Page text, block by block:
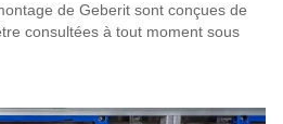
de Geberit sont conçues de
consultées à tout moment sous